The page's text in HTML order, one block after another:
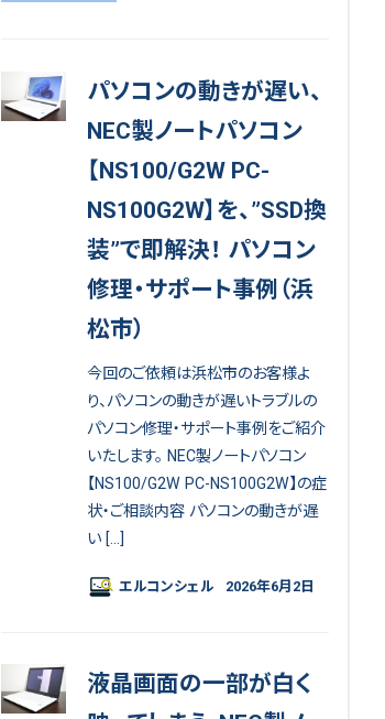
パソコンの動きが遅い、
NEC製ノートパソコン
【NS100/G2W PC-
NS100G2W】を、”SSD換
装”で即解決！ パソコン
修理・サポート事例（浜
松市）
今回のご依頼は浜松市のお客様よ
り、パソコンの動きが遅いトラブルの
パソコン修理・サポート事例をご紹介
いたします。 NEC製ノートパソコン
【NS100/G2W PC-NS100G2W】の症
状・ご相談内容 パソコンの動きが遅
い […]
エルコンシェル 2026年6月2日
液晶画面の一部が白く